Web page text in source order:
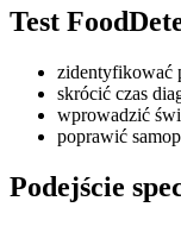
Test
zidentyfikować
skrócić czas
wprowadzić
poprawić
Podejście